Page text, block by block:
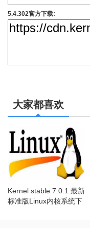
5.4.302官方下载:
大家都喜欢
Kernel stable 7.0.1 最新
标准版Linux内核系统下